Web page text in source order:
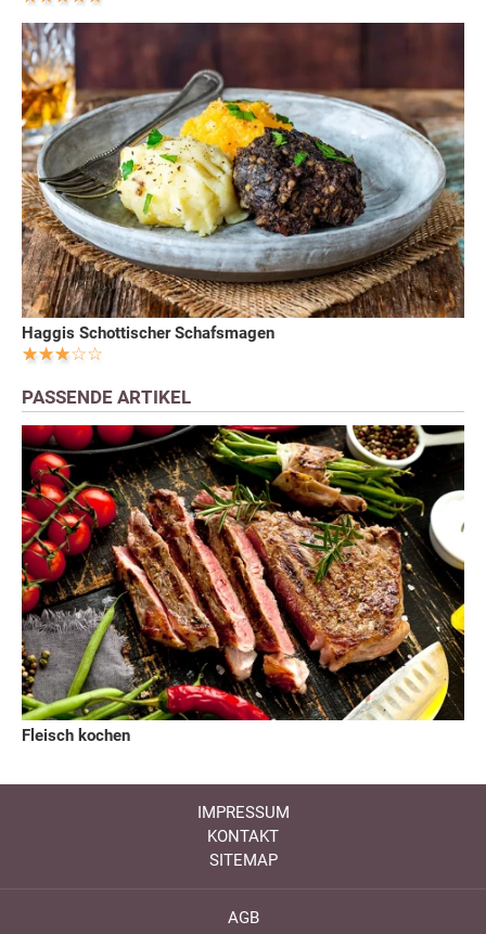
Haggis Schottischer Schafsmagen
PASSENDE ARTIKEL
Fleisch kochen
IMPRESSUM
KONTAKT
SITEMAP
AGB